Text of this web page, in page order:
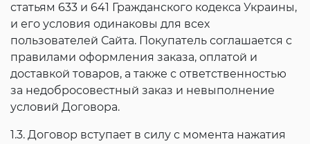
статьям 633 и 641 Гражданского кодекса Украины,
и его условия одинаковы для всех
пользователей Сайта. Покупатель соглашается с
правилами оформления заказа, оплатой и
доставкой товаров, а также с ответственностью
за недобросовестный заказ и невыполнение
условий Договора.
1.3. Договор вступает в силу с момента нажатия